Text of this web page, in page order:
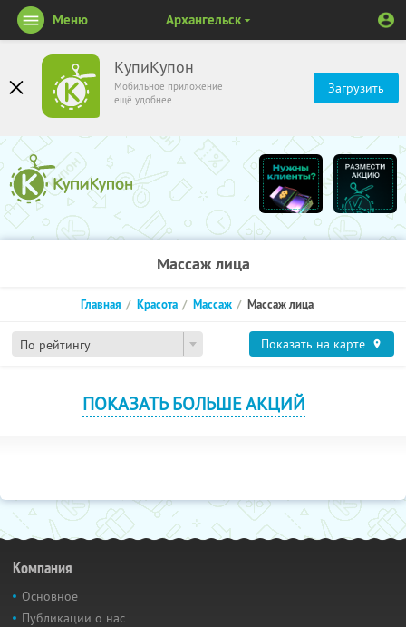
КупиКупон
Мобильное приложение
ещё удобнее
Загрузить
Меню Архангельск
Массаж лица
По рейтингу
Главная Красота Массаж Массаж лица
Показать на карте
ПОКАЗАТЬ БОЛЬШЕ АКЦИЙ
Компания
Основное
Публикации о нас